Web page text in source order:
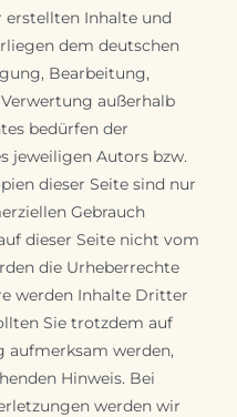
erstellten Inhalte und
dem deutschen
Bearbeitung,
außerhalb
bedürfen der
jeweiligen Autors bzw.
dieser Seite sind nur
Gebrauch
dieser Seite nicht vom
die Urheberrechte
werden Inhalte Dritter
Sie trotzdem auf
aufmerksam werden,
Hinweis. Bei
werden wir